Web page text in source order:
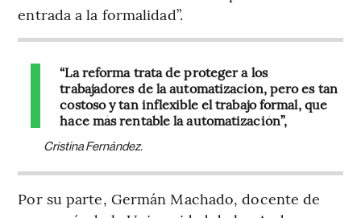
entrada a la formalidad”.
“La reforma trata de proteger a los
trabajadores de la automatización, pero es tan
costoso y tan inflexible el trabajo formal, que
hace más rentable la automatización”,
Cristina Fernández.
Por su parte, Germán Machado, docente de